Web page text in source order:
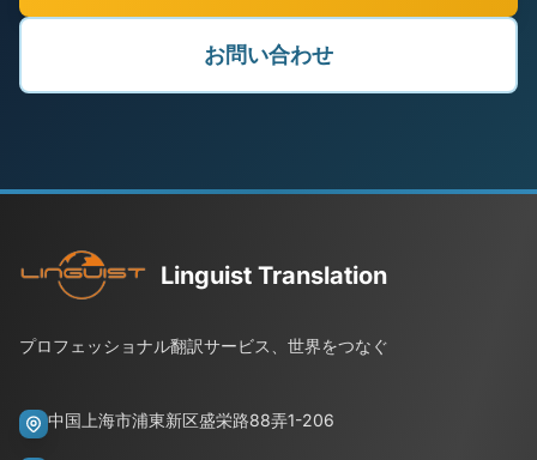
お問い合わせ
Linguist Translation
プロフェッショナル翻訳サービス、世界をつなぐ
中国上海市浦東新区盛栄路88弄1-206